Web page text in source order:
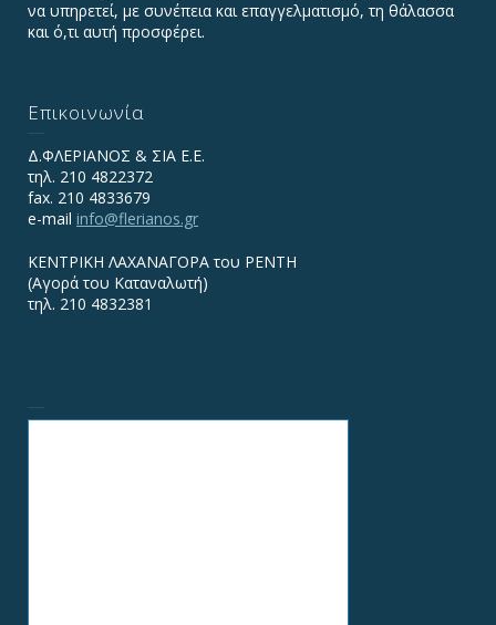
να υπηρετεί, με συνέπεια και επαγγελματισμό, τη θάλασσα
και ό,τι αυτή προσφέρει.
Επικοινωνία
Δ.ΦΛΕΡΙΑΝΟΣ & ΣΙΑ Ε.Ε.
τηλ. 210 4822372
fax. 210 4833679
e-mail info@flerianos.gr
ΚΕΝΤΡΙΚΗ ΛΑΧΑΝΑΓΟΡΑ του ΡΕΝΤΗ
(Αγορά του Καταναλωτή)
τηλ. 210 4832381